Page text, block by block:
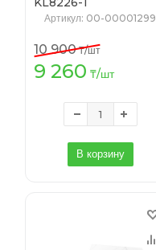
2,3*1220*2800мм
Артикул: 00-00001299
9 260 ₸/шт
10 900₸/шт
В корзину